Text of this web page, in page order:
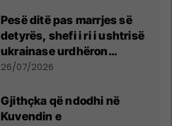
Pesë ditë pas marrjes së
detyrës, shefi i ri i ushtrisë
ukrainase urdhëron
kontroll të madh
26/07/2026
Gjithçka që ndodhi në
Kuvendin e